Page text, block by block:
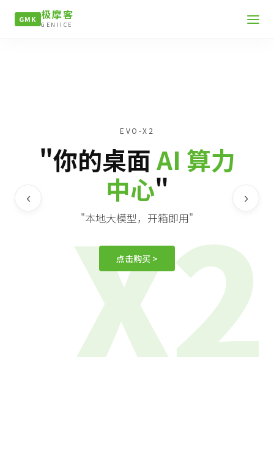
GMK 极摩客
GENIICE
X2
EVO-X2
"你的桌面AI 算力
中心"
"本地大模型，开箱即用"
点击购买 >
‹ ›